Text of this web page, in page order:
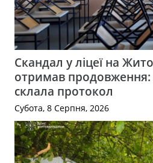
Скандал у ліцеї на
отримав продовження:
склала протокол
Субота, 8 Серпня, 2026